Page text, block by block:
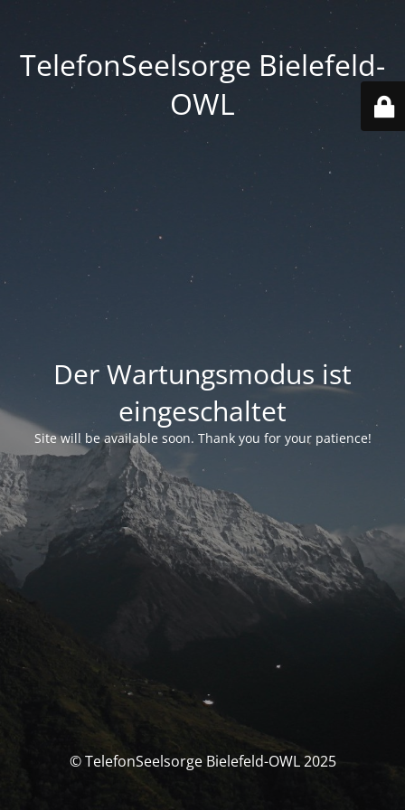
TelefonSeelsorge Bielefeld-
OWL
Der Wartungsmodus ist
eingeschaltet
Site will be available soon. Thank you for your patience!
© TelefonSeelsorge Bielefeld-OWL 2025